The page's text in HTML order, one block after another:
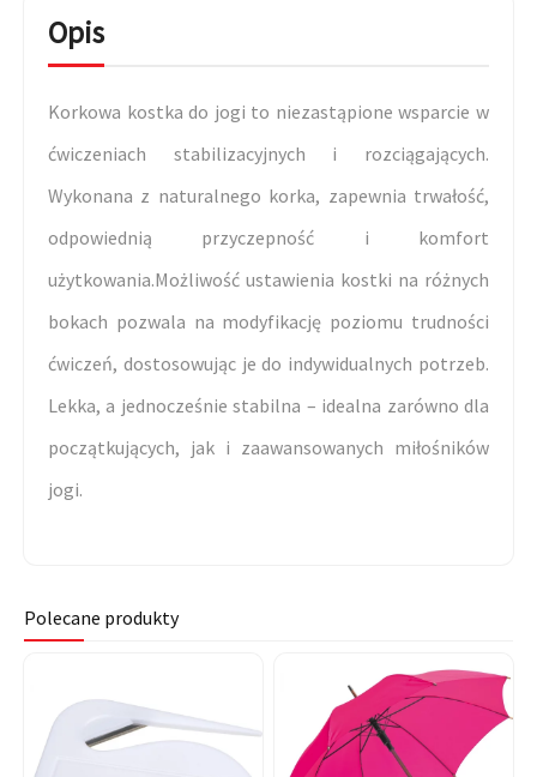
Opis
Korkowa kostka do jogi to niezastąpione wsparcie w
ćwiczeniach stabilizacyjnych i rozciągających.
Wykonana z naturalnego korka, zapewnia trwałość,
odpowiednią przyczepność i komfort
użytkowania.Możliwość ustawienia kostki na różnych
bokach pozwala na modyfikację poziomu trudności
ćwiczeń, dostosowując je do indywidualnych potrzeb.
Lekka, a jednocześnie stabilna – idealna zarówno dla
początkujących, jak i zaawansowanych miłośników
jogi.
Polecane produkty